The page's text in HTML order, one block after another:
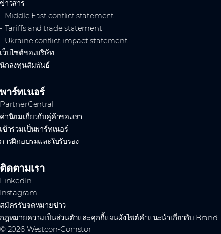
ข่าวสาร
- Middle East conflict statement
- Tariffs and trade statement
- Ukraine conflict impact statement
เว็บไซต์ของบริษัท
นักลงทุนสัมพันธ์
พาร์ทเนอร์
PartnerCentral
ค่านิยมเกี่ยวกับคู่ค้าของเรา
เข้าร่วมเป็นพาร์ทเนอร์
การฝึกอบรมและใบรับรอง
ติดตามเรา
LinkedIn
Instagram
สมัครรับจดหมายข่าว
กฎหมายความเป็นส่วนตัวและคุกกี้แผนผังไซต์คำแนะนำเกี่ยวกับ Brand
© 2026 Westcon-Comstor